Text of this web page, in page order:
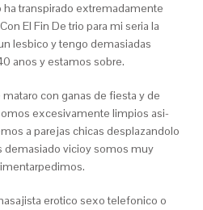
ha transpirado extremadamente
El Fin De trio para mi seria la
lesbico y tengo demasiadas
anos y estamos sobre.
con ganas de fiesta y de
excesivamente limpios asi­
a parejas chicas desplazandolo
demasiado vicioy somos muy
erotico sexo telefonico o